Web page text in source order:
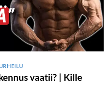
vaatii? | Kille